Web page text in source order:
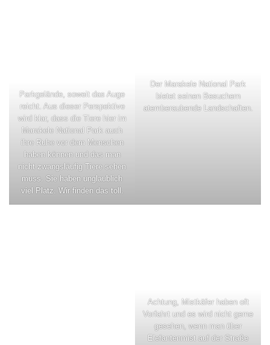
Parkgelände, soweit das Auge
reicht. Aus dieser Perspektive
wird klar, dass die Tiere hier im
Marakele National Park auch
ihre Ruhe vor dem Menschen
haben können und das man
nicht zwangsläufig Tiere sehen
muss. Sie haben unglaublich
viel Platz. Wir finden das toll.
Der Marakele National Park
bietet seinen Besuchern
atemberaubende Landschaften.
Achtung, Mistkäfer haben oft
Vorfahrt und es wird nicht gerne
gesehen, wenn man über
Elefantenmist auf der Straße